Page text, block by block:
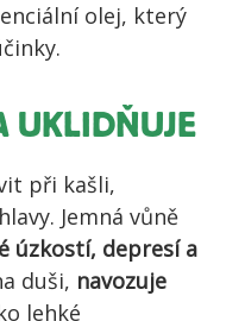
olej, který
UKLIDŇUJE
při kašli,
Jemná vůně
úzkostí, depresí a
duši, navozuje
lehké